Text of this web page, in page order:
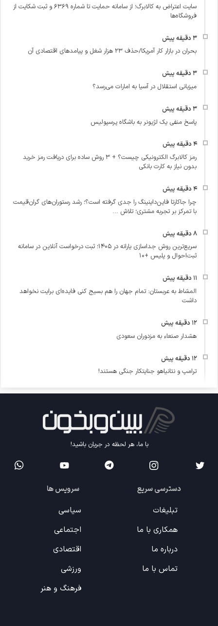
سایت اعتراض به کالابرگ؛ از سامانه حمایت تا شماره ۶۳۶۹ و ثبت شکایت از
فروشگاه‌ها
بحران در بازار کار آمریکا/حذف ۲۳ هزار شغل و پیامدهای اقتصادی آن
میزبانی استقلال در آسیا به امارات می‌رسد؟
پاسخ منفی یک لژیونر به باشگاه پرسپولیس
رمز کالابرگ الکترونیکی چیست؟ + ۳ روش ساده برای دریافت رمز خرید
بدون نیاز به کارت بانکی
چرا جاکارتا فاین‌داینینگ را جدی گرفته است؟؛ رشد رستوران‌های گران‌قیمت
با تمرکز بر تجربه مشتری؛ تلاش ...
سریع‌ترین روش جداسازی یارانه در ۱۴۰۵؛ ثبت درخواست آنلاین در سامانه
ثبت‌احوال و پلیس +۱۰
المشاط به عربستان: تمام جهان را هم بسیج کنی فایده‌ای برایت نخواهد
داشت
هشدار صنعاء به مزدوران سعودی
ترامپ و نتانیاهو جنایتکار جنگی هستند!
با ما، هر لحظه در جریان باشید!
دسترسی سریع
تبلیغات
همکاری با ما
درباره ما
تماس با ما
سرویس ها
سیاسی
اجتماعی
اقتصادی
ورزشی
فرهنگ و هنر